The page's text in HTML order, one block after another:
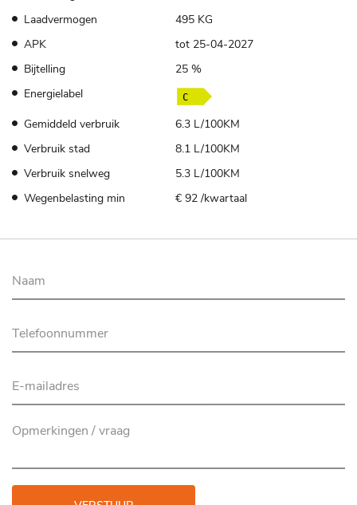
Laadvermogen
495 KG
APK
tot 25-04-2027
Bijtelling
25 %
Energielabel
Gemiddeld verbruik
6.3 L/100KM
Verbruik stad
8.1 L/100KM
Verbruik snelweg
5.3 L/100KM
Wegenbelasting min
€ 92 /kwartaal